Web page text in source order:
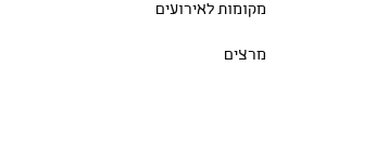
מקומות לאירועים
מרצים